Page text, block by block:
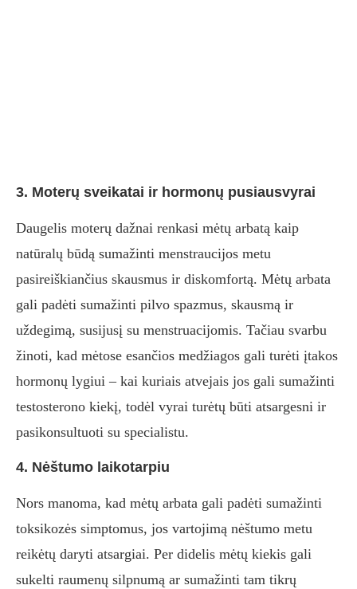
3. Moterų sveikatai ir hormonų pusiausvyrai
Daugelis moterų dažnai renkasi mėtų arbatą kaip
natūralų būdą sumažinti menstraucijos metu
pasireiškiančius skausmus ir diskomfortą. Mėtų arbata
gali padėti sumažinti pilvo spazmus, skausmą ir
uždegimą, susijusį su menstruacijomis. Tačiau svarbu
žinoti, kad mėtose esančios medžiagos gali turėti įtakos
hormonų lygiui – kai kuriais atvejais jos gali sumažinti
testosterono kiekį, todėl vyrai turėtų būti atsargesni ir
pasikonsultuoti su specialistu.
4. Nėštumo laikotarpiu
Nors manoma, kad mėtų arbata gali padėti sumažinti
toksikozės simptomus, jos vartojimą nėštumo metu
reikėtų daryti atsargiai. Per didelis mėtų kiekis gali
sukelti raumenų silpnumą ar sumažinti tam tikrų